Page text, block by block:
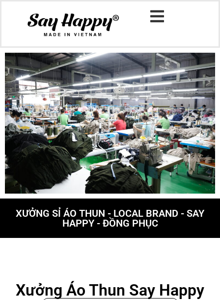
XƯỞNG SỈ ÁO THUN - LOCAL BRAND - SAY
HAPPY - ĐỒNG PHỤC
Xưởng Áo Thun Say Happy